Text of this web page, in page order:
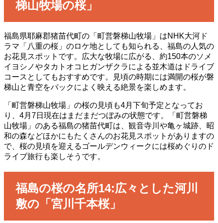
梯山牧場の桜」
福島県耶麻郡猪苗代町の「町営磐梯山牧場」はNHK大河ド
ラマ「八重の桜」のロケ地としても知られる、福島の人気の
お花見スポットです。広大な牧場に広がる、約150本のソメ
イヨシノやタカトオコヒガンザクラによる並木道はドライブ
コースとしてもおすすめです。見頃の時期には満開の桜が磐
梯山と青空をバックによく映える絶景を楽しめます。
「町営磐梯山牧場」の桜の見頃も4月下旬予定となってお
り、4月7日現在はまだまだつぼみの状態です。「町営磐梯
山牧場」のある福島の猪苗代町は、観音寺川や亀ヶ城跡、昭
和の森などほかにもたくさんのお花見スポットがありますの
で、桜の見頃を迎えるゴールデンウィークには桜めぐりのド
ライブ旅行も楽しそうです。
福島の桜の名所14:広々とした河川
敷の「宮川千本桜」